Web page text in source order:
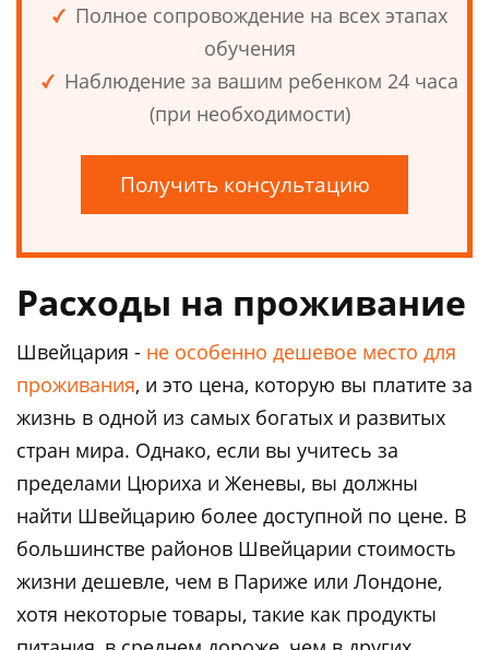
Полное сопровождение на всех этапах
обучения
Наблюдение за вашим ребенком 24 часа
(при необходимости)
Получить консультацию
Расходы на проживание
Швейцария - не особенно дешевое место для
проживания, и это цена, которую вы платите за
жизнь в одной из самых богатых и развитых
стран мира. Однако, если вы учитесь за
пределами Цюриха и Женевы, вы должны
найти Швейцарию более доступной по цене. В
большинстве районов Швейцарии стоимость
жизни дешевле, чем в Париже или Лондоне,
хотя некоторые товары, такие как продукты